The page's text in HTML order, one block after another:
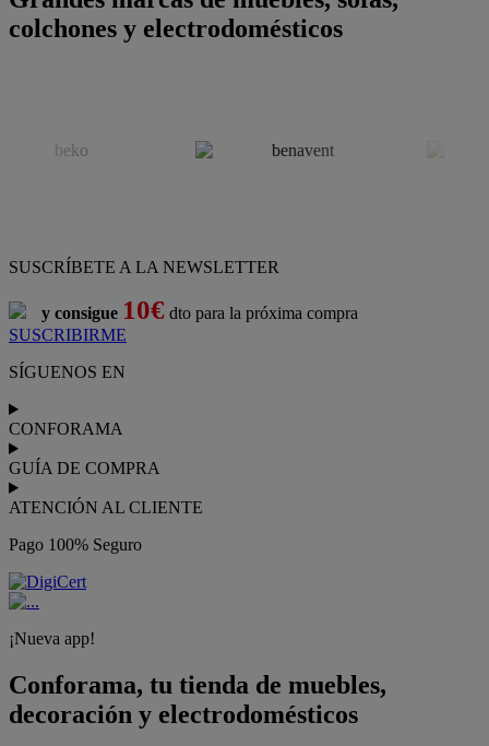
colchones y electrodomésticos
SUSCRÍBETE A LA NEWSLETTER
y consigue 10€ dto para la próxima compra
SUSCRIBIRME
SÍGUENOS EN
CONFORAMA
GUÍA DE COMPRA
ATENCIÓN AL CLIENTE
Pago 100% Seguro
¡Nueva app!
Conforama, tu tienda de muebles,
decoración y electrodomésticos